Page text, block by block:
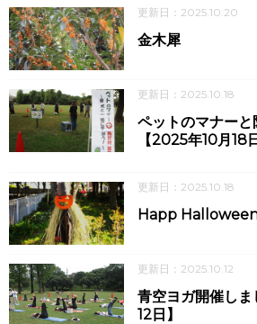
更新日：2025.10.20
金木犀
更新日：2025.10.18
ペットのマナー
【2025年10月18
更新日：2025.10.18
Happ
更新日：2025.10.12
青空ヨガ開催し
12日】